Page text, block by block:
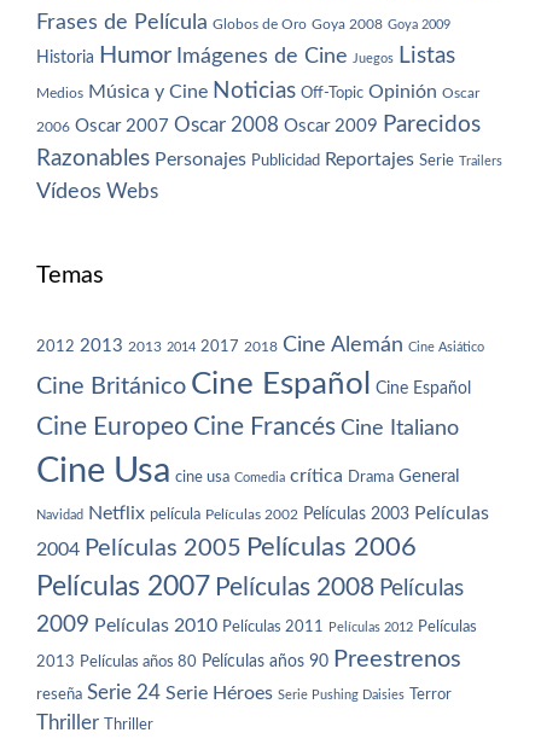
Frases de Película Globos de Oro Goya 2008 Goya 2009
Historia Humor Imágenes de Cine Juegos Listas
Medios Música y Cine Noticias Off-Topic Opinión Oscar
2006 Oscar 2007 Oscar 2008 Oscar 2009 Parecidos
Razonables Personajes Publicidad Reportajes Serie Trailers
Vídeos Webs
Temas
2012 2013 2013 2014 2017 2018 Cine Alemán Cine Asiático
Cine Británico Cine Español Cine Español
Cine Europeo Cine Francés Cine Italiano
Cine Usa cine usa Comedia crítica Drama General
Navidad Netflix película Películas 2002 Películas 2003 Películas
2004 Películas 2005 Películas 2006
Películas 2007 Películas 2008 Películas
2009 Películas 2010 Películas 2011 Películas 2012 Películas
2013 Películas años 80 Películas años 90 Preestrenos
reseña Serie 24 Serie Héroes Serie Pushing Daisies Terror
Thriller Thriller